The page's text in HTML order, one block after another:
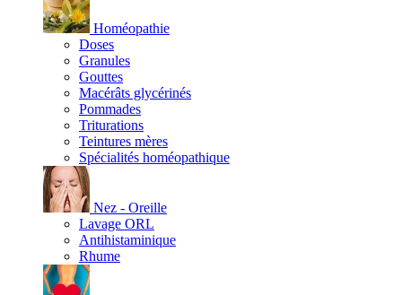
Homéopathie
Doses
Granules
Gouttes
Macérâts glycérinés
Pommades
Triturations
Teintures mères
Spécialités homéopathique
Nez - Oreille
Lavage ORL
Antihistaminique
Rhume